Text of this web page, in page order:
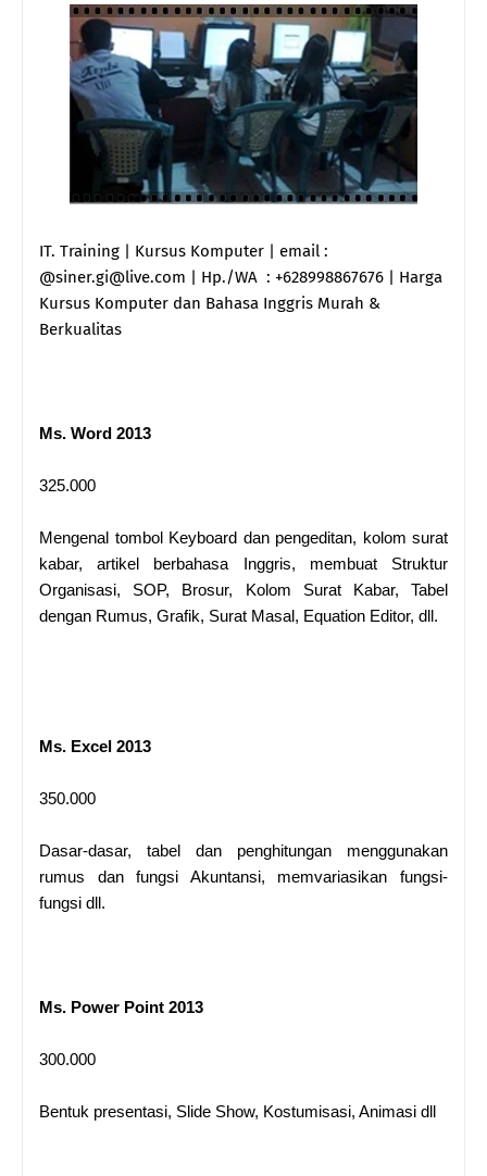
IT. Training | Kursus Komputer | email :
@siner.gi@live.com | Hp./WA : +628998867676 | Harga
Kursus Komputer dan Bahasa Inggris Murah &
Berkualitas
Ms. Word 2013
325.000
Mengenal tombol Keyboard dan pengeditan, kolom surat
kabar, artikel berbahasa Inggris, membuat Struktur
Organisasi, SOP, Brosur, Kolom Surat Kabar, Tabel
dengan Rumus, Grafik, Surat Masal, Equation Editor, dll.
Ms. Excel 2013
350.000
Dasar-dasar, tabel dan penghitungan menggunakan
rumus dan fungsi Akuntansi, memvariasikan fungsi-
fungsi dll.
Ms. Power Point 2013
300.000
Bentuk presentasi, Slide Show, Kostumisasi, Animasi dll